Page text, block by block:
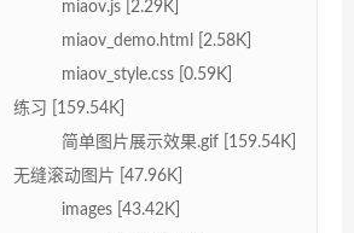
miaov.js [2.29K]
miaov_demo.html [2.58K]
miaov_style.css [0.59K]
练习 [159.54K]
简单图片展示效果.gif [159.54K]
无缝滚动图片 [47.96K]
images [43.42K]